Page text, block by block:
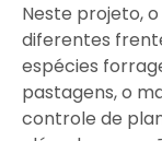
Neste projeto,
diferentes
espécies
pastagens, o
controle de